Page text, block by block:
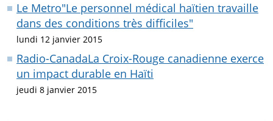
Le Metro"Le personnel médical haïtien travaille
dans des conditions très difficiles"
lundi 12 janvier 2015
Radio-CanadaLa Croix-Rouge canadienne exerce
un impact durable en Haïti
jeudi 8 janvier 2015